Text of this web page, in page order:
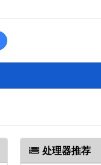
处理器推荐